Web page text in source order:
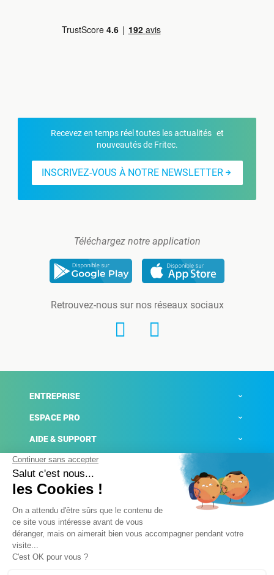
Recevez en temps réel toutes les actualités et
nouveautés de Fritec.
INSCRIVEZ-VOUS À NOTRE NEWSLETTER
Téléchargez notre application
Retrouvez-nous sur nos réseaux sociaux
ENTREPRISE
ESPACE PRO
AIDE & SUPPORT
ACTUALITÉS
Mentions légales